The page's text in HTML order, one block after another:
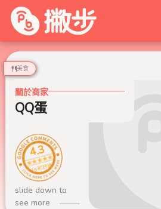
美食
關於商家
QQ蛋
4.3
18 則評論
slide down to
see more